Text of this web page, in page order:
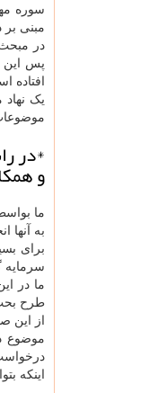
سوره
مبنی بر
در
پس این
یک
*در
و
ما
به آنها
برای
ما در
طرح بحث
از این
موضوع
اینکه